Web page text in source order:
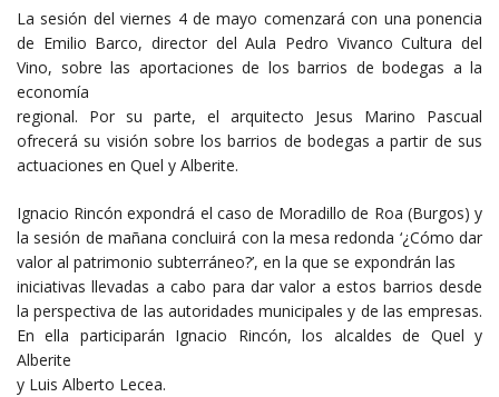
La sesión del viernes 4 de mayo comenzará con una ponencia
de Emilio Barco, director del Aula Pedro Vivanco Cultura del
Vino, sobre las aportaciones de los barrios de bodegas a la
economía
regional. Por su parte, el arquitecto Jesus Marino Pascual
ofrecerá su visión sobre los barrios de bodegas a partir de sus
actuaciones en Quel y Alberite.
Ignacio Rincón expondrá el caso de Moradillo de Roa (Burgos) y
la sesión de mañana concluirá con la mesa redonda ‘¿Cómo dar
valor al patrimonio subterráneo?’, en la que se expondrán las
iniciativas llevadas a cabo para dar valor a estos barrios desde
la perspectiva de las autoridades municipales y de las empresas.
En ella participarán Ignacio Rincón, los alcaldes de Quel y
Alberite
y Luis Alberto Lecea.